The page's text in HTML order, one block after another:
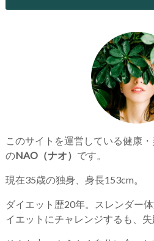
このサイトを運営している健康
のNAO（ナオ） です。
現在35歳の独身、身長153cm。
ダイエット歴20年。スレンダー
イエットにチャレンジするも、失